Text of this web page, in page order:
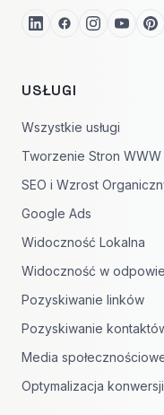
USŁUGI
Wszystkie usługi
Tworzenie Stron WWW
SEO i Wzrost
Google Ads
Widoczność Lokalna
Widoczność w
Pozyskiwanie linków
Pozyskiwanie
Media
Optymalizacja konwersji